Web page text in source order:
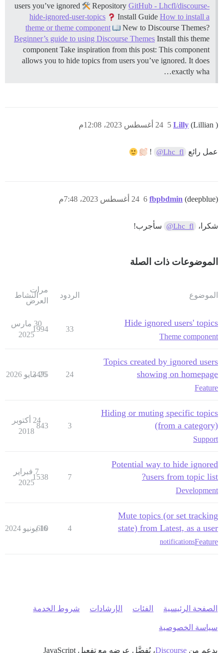
users you’ve ignored
Repository GitHub - Lhcfl/discourse-
hide-ignored-user-topics
Install Guide How to install a
theme or theme component
New to Discourse Themes?
Beginner’s guide to using Discourse Themes Install this theme
component Take inspiration from this post: This component
allows you to hide topics from users you’ve ignored. It does
exactly wha…
Lilly (Lillian ) 24 أغسطس 2023، 12:08م 5
عمل رائع @Lhc_fl
!
fbpbdmin (deepblue) 24 أغسطس 2023، 7:48م 6
شكرا، @Lhc_fl سأجرب!
الموضوعات ذات الصلة
الموضوع الردود
مرات
العرض
النشاط
Hide ignored users' topics
Theme component
33
1994
30 مارس
2025
Topics created by ignored users
showing on homepage
Feature
24
3475
26 مايو 2026
Hiding or muting specific topics
(from a category)
Support
3
843
24 أكتوبر
2018
Potential way to hide ignored
users from topic list?
Development
7
1538
7 فبراير
2025
Mute topics (or set tracking
state) from Latest, as a user
Feature
notifications
4
610
16 يونيو 2024
الصفحة الرئيسية الفئات الإرشادات شروط الخدمة
سياسة الخصوصية
بدعم من Discourse، يُفضَّل عرضه مع تفعيل JavaScript